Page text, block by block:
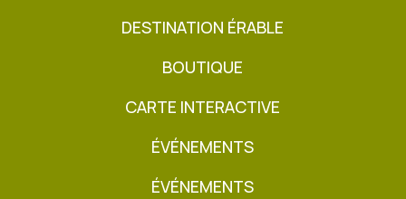
DESTINATION ÉRABLE
BOUTIQUE
CARTE INTERACTIVE
ÉVÉNEMENTS
ÉVÉNEMENTS